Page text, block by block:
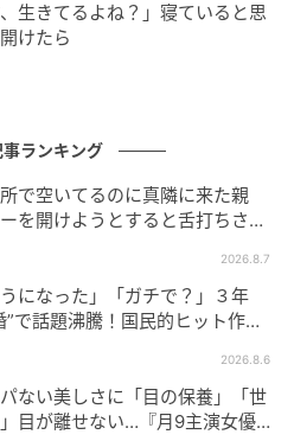
みがあり、金具のゴールド
品さ・高級感が漂うシリー
は定評あり！中軸部分をギ
、従来の傘よりも断然軽い
す。お店の出入りの際や荷
生きてるよね？」寝ていると思
けたら
ランキング
で空いてるのに真隣に来た親
を開けようとすると舌打ちさ
2026.8.7
うになった」「ガチで？」３年
”で話題沸騰！国民的ヒット作
2026.8.6
ない美しさに「目の保養」「世
目が離せない…『月9主演女優